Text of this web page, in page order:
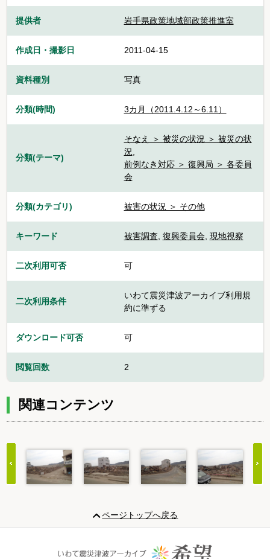
提供者 岩手県政策地域部政策推進室
作成日・撮影日 2011-04-15
資料種別 写真
分類(時間) 3カ月（2011.4.12～6.11）
分類(テーマ)
そなえ ＞ 被災の状況 ＞ 被災の状
況,
前例なき対応 ＞ 復興局 ＞ 各委員
会
分類(カテゴリ) 被害の状況 ＞ その他
キーワード 被害調査, 復興委員会, 現地視察
二次利用可否 可
二次利用条件
いわて震災津波アーカイブ利用規
約に準ずる
ダウンロード可否 可
閲覧回数 2
関連コンテンツ
20
ページトップへ戻る